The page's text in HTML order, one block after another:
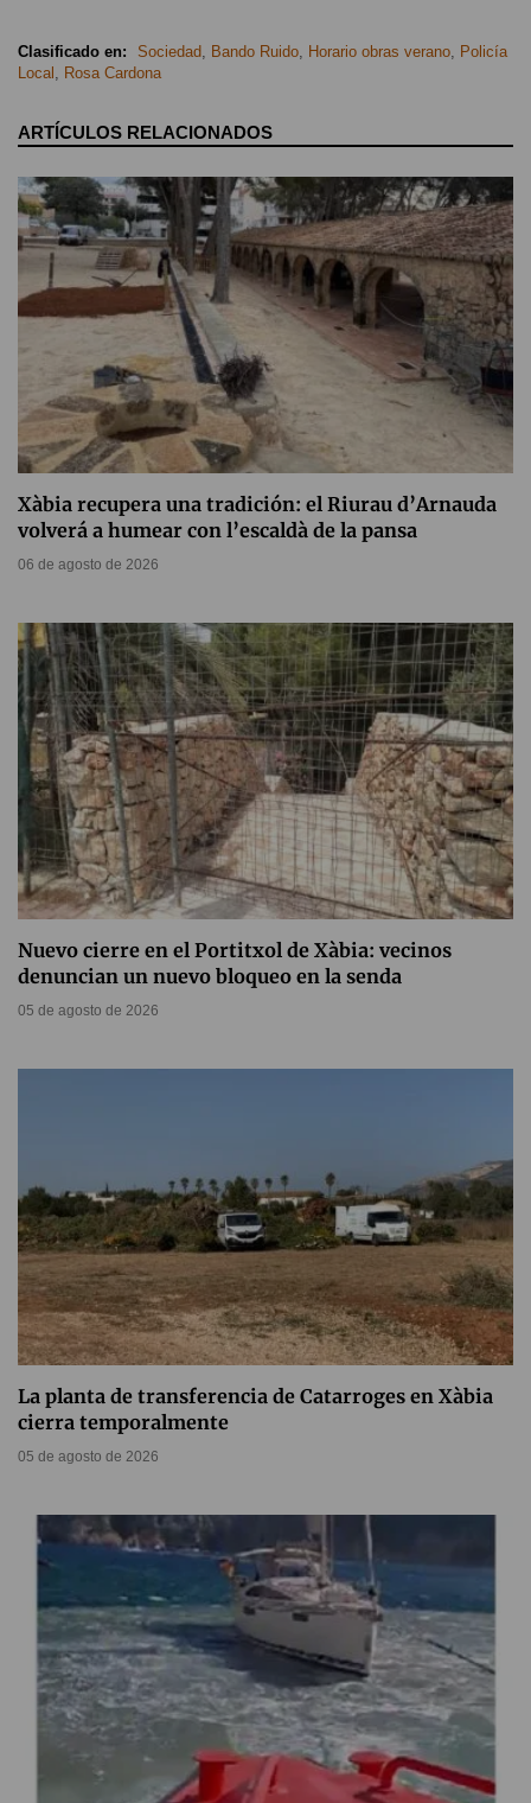
Clasificado en: Sociedad, Bando Ruido, Horario obras verano, Policía
Local , Rosa Cardona
ARTÍCULOS RELACIONADOS
Xàbia recupera una tradición: el Riurau d’Arnauda
volverá a humear con l’escaldà de la pansa
06 de agosto de 2026
Nuevo cierre en el Portitxol de Xàbia: vecinos
denuncian un nuevo bloqueo en la senda
05 de agosto de 2026
La planta de transferencia de Catarroges en Xàbia
cierra temporalmente
05 de agosto de 2026